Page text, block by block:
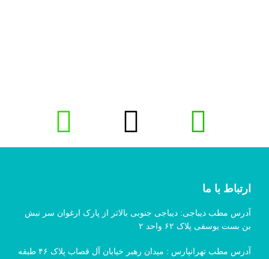
ارتباط با ما
آدرس مطب دیباجی: دیباجی جنوبی بالاتر از پارک ارغوان سر نبش
بن بست یوسفی پلاک ۶۲ واحد ۲
آدرس مطب تهرانپارس : میدان رهبر خیابان آل قصاب پلاک ۴۶ طبقه